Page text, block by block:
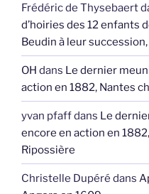
Frédéric de Thysebaert
d’hoiries des 12 enfants
Beudin à leur
OH dans Le dernier
action en 1882, Nantes
yvan pfaffdans Le
encore en action en
Ripossière
Christelle Dupéré dans